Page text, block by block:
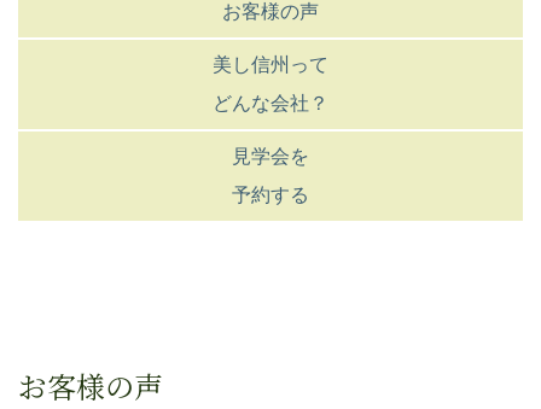
お客様の声
美し信州って
どんな会社？
見学会を
予約する
お客様の声